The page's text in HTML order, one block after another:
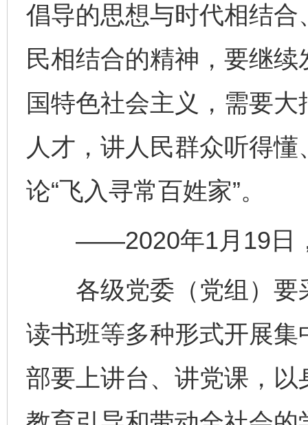
倡导的思想与时代相结
民相结合的精神，要继
国特色社会主义，需要
人才，讲人民群众听得
论“飞入寻常百姓家”。
——2020年1月19日，
各级党委（党组）要
读书班等多种形式开展
部要上讲台、讲党课，